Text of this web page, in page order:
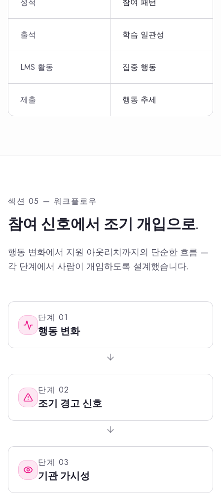
출석 학습 일관성
LMS 활동 집중 행동
제출 행동 추세
섹션 05 — 워크플로우
참여 신호에서 조기 개입으로.
행동 변화에서 지원 아웃리치까지의 단순한 흐름 —
각 단계에서 사람이 개입하도록 설계했습니다.
단계 01
행동 변화
단계 02
조기 경고 신호
단계 03
기관 가시성